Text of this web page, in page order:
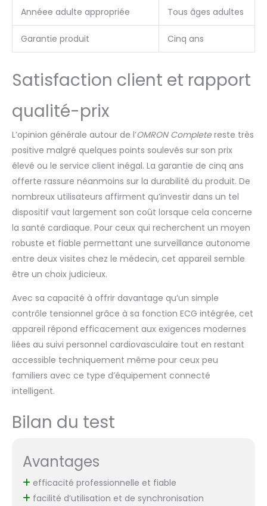
Annéee adulte appropriée Tous âges adultes
Garantie produit Cinq ans
Satisfaction client et rapport
qualité-prix
L’opinion générale autour de l’OMRON Completereste très
positive malgré quelques points soulevés sur son prix
élevé ou le service client inégal. La garantie de cinq ans
offerte rassure néanmoins sur la durabilité du produit. De
nombreux utilisateurs affirment qu’investir dans un tel
dispositif vaut largement son coût lorsque cela concerne
la santé cardiaque. Pour ceux qui recherchent un moyen
robuste et fiable permettant une surveillance autonome
entre deux visites chez le médecin, cet appareil semble
être un choix judicieux.
Avec sa capacité à offrir davantage qu’un simple
contrôle tensionnel grâce à sa fonction ECG intégrée, cet
appareil répond efficacement aux exigences modernes
liées au suivi personnel cardiovasculaire tout en restant
accessible techniquement même pour ceux peu
familiers avec ce type d’équipement connecté
intelligent.
Bilan du test
Avantages
efficacité professionnelle et fiable
facilité d’utilisation et de synchronisation